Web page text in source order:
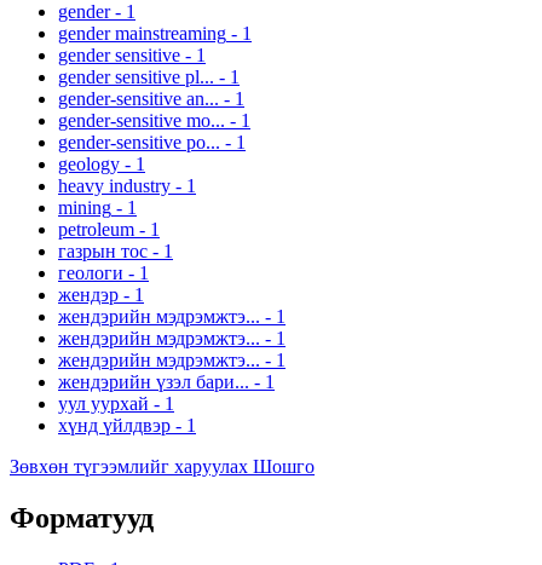
gender - 1
gender mainstreaming - 1
gender sensitive - 1
gender sensitive pl... - 1
gender-sensitive an... - 1
gender-sensitive mo... - 1
gender-sensitive po... - 1
geology - 1
heavy industry - 1
mining - 1
petroleum - 1
газрын тос - 1
геологи - 1
жендэр - 1
жендэрийн мэдрэмжтэ... - 1
жендэрийн мэдрэмжтэ... - 1
жендэрийн мэдрэмжтэ... - 1
жендэрийн үзэл бари... - 1
уул уурхай - 1
хүнд үйлдвэр - 1
Зөвхөн түгээмлийг харуулах Шошго
Форматууд